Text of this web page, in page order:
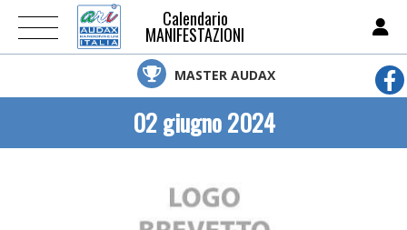
Calendario
MANIFESTAZIONI
MASTER AUDAX
02 giugno 2024